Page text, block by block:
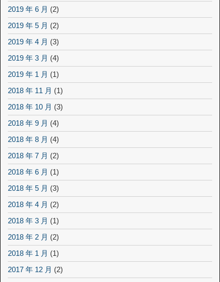
2019 年 6 月 (2)
2019 年 5 月 (2)
2019 年 4 月 (3)
2019 年 3 月 (4)
2019 年 1 月 (1)
2018 年 11 月 (1)
2018 年 10 月 (3)
2018 年 9 月 (4)
2018 年 8 月 (4)
2018 年 7 月 (2)
2018 年 6 月 (1)
2018 年 5 月 (3)
2018 年 4 月 (2)
2018 年 3 月 (1)
2018 年 2 月 (2)
2018 年 1 月 (1)
2017 年 12 月 (2)